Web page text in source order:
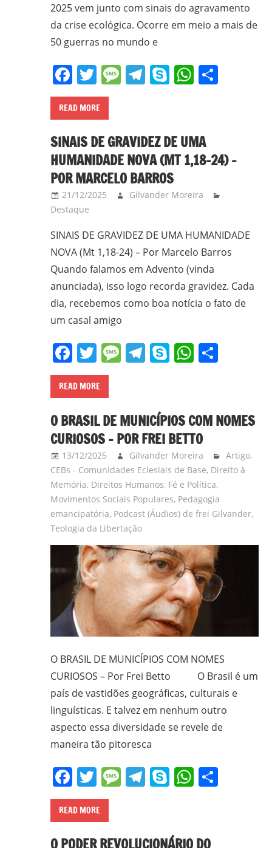
2025 vem junto com sinais do agravamento
da crise ecológica. Ocorre em meio a mais de
50 guerras no mundo e
Facebook
Twitter
Message
Telegram
SkypeShare
READ MORE
SINAIS DE GRAVIDEZ DE UMA
HUMANIDADE NOVA (MT 1,18-24) –
POR MARCELO BARROS
21/12/2025
Gilvander Moreira
Destaque
SINAIS DE GRAVIDEZ DE UMA HUMANIDADE
NOVA (Mt 1,18-24) – Por Marcelo Barros
Quando falamos em Advento (vinda
anunciada), isso logo recorda gravidez. Cada
dia, recebemos como boa notícia o fato de
um casal amigo
Facebook
Twitter
Message
Telegram
SkypeShare
READ MORE
O BRASIL DE MUNICÍPIOS COM NOMES
CURIOSOS – POR FREI BETTO
13/12/2025 Gilvander Moreira Artigo,
CEBs - Comunidades Eclesiais de Base, Direito à
Memória, Direitos Humanos, Fé e Política,
Movimentos Sociais Populares, Pedagogia
emancipatória, Podcast (Áudios) de frei Gilvander,
Teologia da Libertação
O BRASIL DE MUNICÍPIOS COM NOMES
CURIOSOS – Por Frei Betto O Brasil é um
país de vastidões geográficas, culturais e
linguísticas. E talvez em nenhum outro
aspecto essa diversidade se revele de
maneira tão pitoresca
Facebook
Twitter
Message
Telegram
SkypeShare
READ MORE
O PODER REVOLUCIONÁRIO DO